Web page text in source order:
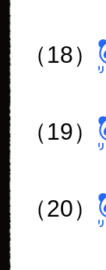
（18）
（19）
（20）